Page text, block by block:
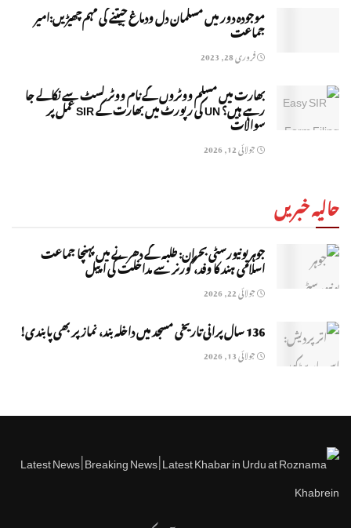
موجودہ دور میں مسلمان دل ودماغ جیتنے کی مہم چھیڑیں:امیر
جماعت
فروری 28, 2023
بھارت میں مسلم ووٹروں کے نام ووٹر لسٹ سے نکالے جا
رہے ہیں؟ UN کی رپورٹ میں بھارت کے SIR عمل پر
سوالات
جولائی 12, 2026
حالیہ خبریں
جوہر یونیورسٹی بحران: طلبہ کے دھرنے میں پہنچا جماعت
اسلامی ہند کا وفد، گورنر سے مداخلت کی اپیل
جولائی 22, 2026
136 سال پرانی تاریخی مسجد میں داخلہ بند، نماز پر بھی پابندی!
جولائی 13, 2026